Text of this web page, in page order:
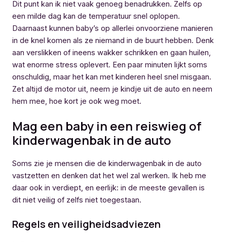
Dit punt kan ik niet vaak genoeg benadrukken. Zelfs op
een milde dag kan de temperatuur snel oplopen.
Daarnaast kunnen baby’s op allerlei onvoorziene manieren
in de knel komen als ze niemand in de buurt hebben. Denk
aan verslikken of ineens wakker schrikken en gaan huilen,
wat enorme stress oplevert. Een paar minuten lijkt soms
onschuldig, maar het kan met kinderen heel snel misgaan.
Zet altijd de motor uit, neem je kindje uit de auto en neem
hem mee, hoe kort je ook weg moet.
Mag een baby in een reiswieg of
kinderwagenbak in de auto
Soms zie je mensen die de kinderwagenbak in de auto
vastzetten en denken dat het wel zal werken. Ik heb me
daar ook in verdiept, en eerlijk: in de meeste gevallen is
dit niet veilig of zelfs niet toegestaan.
Regels en veiligheidsadviezen